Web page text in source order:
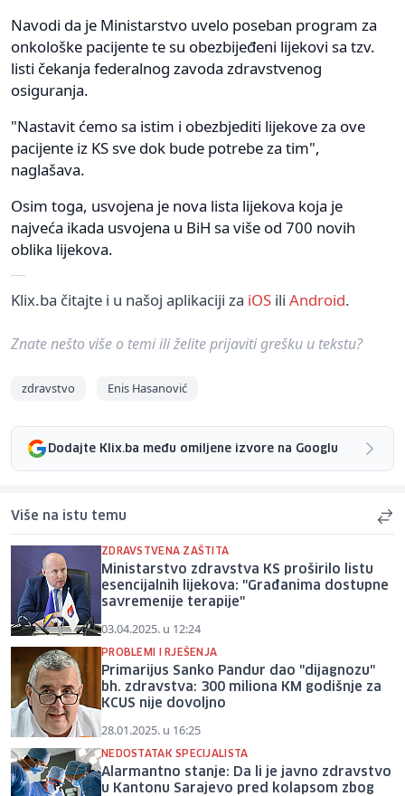
Navodi da je Ministarstvo uvelo poseban program za
onkološke pacijente te su obezbijeđeni lijekovi sa tzv.
listi čekanja federalnog zavoda zdravstvenog
osiguranja.
"Nastavit ćemo sa istim i obezbjediti lijekove za ove
pacijente iz KS sve dok bude potrebe za tim",
naglašava.
Osim toga, usvojena je nova lista lijekova koja je
najveća ikada usvojena u BiH sa više od 700 novih
oblika lijekova.
Klix.ba čitajte i u našoj aplikaciji za iOS ili Android.
Znate nešto više o temi ili želite prijaviti grešku u tekstu?
zdravstvo Enis Hasanović
Dodajte Klix.ba među omiljene izvore na Googlu
Više na istu temu
ZDRAVSTVENA ZAŠTITA
Ministarstvo zdravstva KS proširilo listu
esencijalnih lijekova: "Građanima dostupne
savremenije terapije"
03.04.2025. u 12:24
PROBLEMI I RJEŠENJA
Primarijus Sanko Pandur dao "dijagnozu"
bh. zdravstva: 300 miliona KM godišnje za
KCUS nije dovoljno
28.01.2025. u 16:25
NEDOSTATAK SPECIJALISTA
Alarmantno stanje: Da li je javno zdravstvo
u Kantonu Sarajevo pred kolapsom zbog